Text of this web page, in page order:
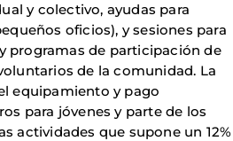
y colectivo, ayudas para
oficios), y sesiones para
programas de participación de
de la comunidad. La
equipamiento y pago
para jóvenes y parte de los
actividades que supone un 12%